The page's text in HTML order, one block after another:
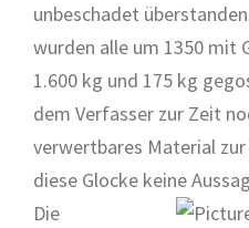
unbeschadet
wurden alle um 1350 mit
1.600 kg und 175 kg
dem Verfasser zur Zeit
verwertbares Material
diese Glocke keine
Die